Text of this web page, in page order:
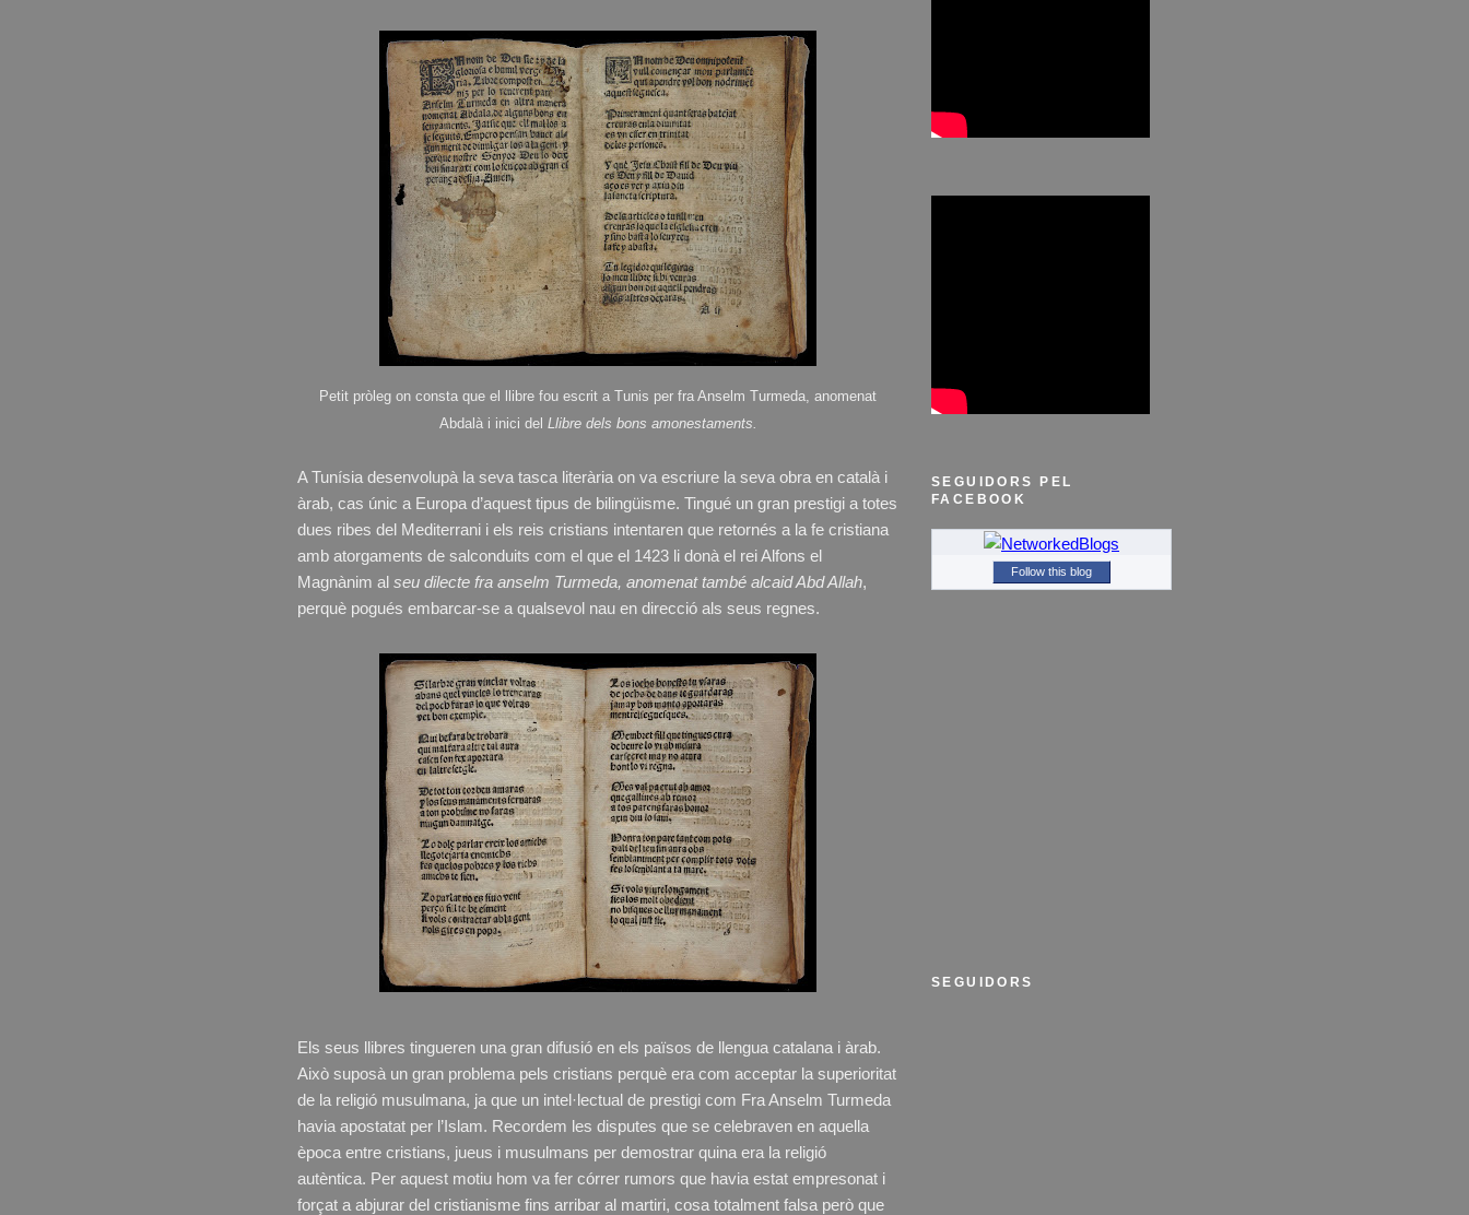
Petit pròleg on consta que el llibre fou escrit a Tunis per fra Anselm Turmeda, anomenat
Abdalà i inici del Llibre dels bons amonestaments.
A Tunísia desenvolupà la seva tasca literària on va escriure la seva obra en català i
àrab, cas únic a Europa d’aquest tipus de bilingüisme. Tingué un gran prestigi a totes
dues ribes del Mediterrani i els reis cristians intentaren que retornés a la fe cristiana
amb atorgaments de salconduits com el que el 1423 li donà el rei Alfons el
Magnànim al seu dilecte fra anselm Turmeda, anomenat també alcaid Abd Allah,
perquè pogués embarcar-se a qualsevol nau en direcció als seus regnes.
Els seus llibres tingueren una gran difusió en els països de llengua catalana i àrab.
Això suposà un gran problema pels cristians perquè era com acceptar la superioritat
de la religió musulmana, ja que un intel·lectual de prestigi com Fra Anselm Turmeda
havia apostatat per l’Islam. Recordem les disputes que se celebraven en aquella
època entre cristians, jueus i musulmans per demostrar quina era la religió
autèntica. Per aquest motiu hom va fer córrer rumors que havia estat empresonat i
forçat a abjurar del cristianisme fins arribar al martiri, cosa totalment falsa però que
SEGUIDORS PEL
FACEBOOK
Follow this blog
SEGUIDORS